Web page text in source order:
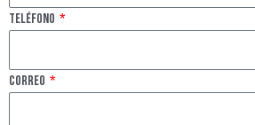
Teléfono
Correo